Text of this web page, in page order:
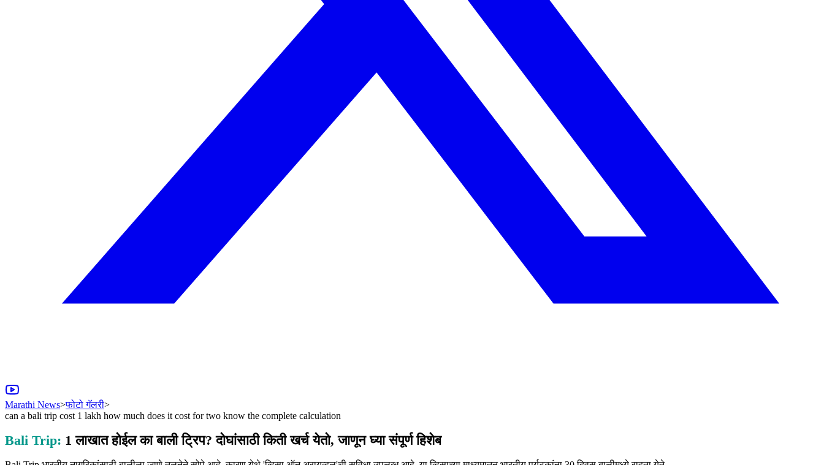
Marathi News>फोटो गॅलरी>
can a bali trip cost 1 lakh how much does it cost for two know the complete calculation
Bali Trip: 1 लाखात होईल का बाली ट्रिप? दोघांसाठी किती खर्च येतो, जाणून घ्या संपूर्ण हिशेब